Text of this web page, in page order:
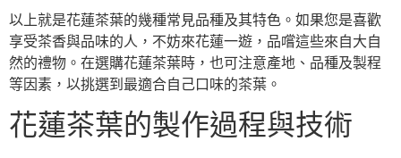
以上就是花蓮茶葉的幾種常見品種及其特色。如果您是喜歡
享受茶香與品味的人，不妨來花蓮一遊，品嚐這些來自大自
然的禮物。在選購花蓮茶葉時，也可注意產地、品種及製程
等因素，以挑選到最適合自己口味的茶葉。
花蓮茶葉的製作過程與技術